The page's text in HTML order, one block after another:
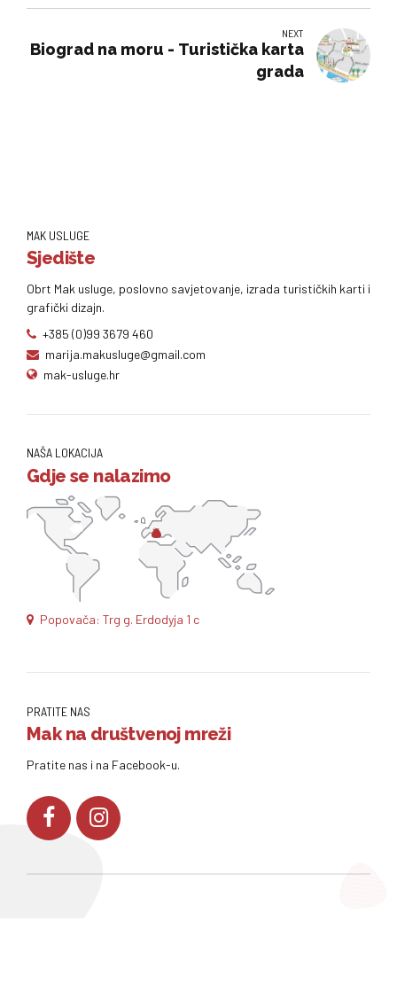
NEXT
Biograd na moru - Turistička karta
grada
MAK USLUGE
Sjedište
Obrt Mak usluge, poslovno savjetovanje, izrada turističkih karti i
grafički dizajn.
+385 (0)99 3679 460
marija.makusluge@gmail.com
mak-usluge.hr
NAŠA LOKACIJA
Gdje se nalazimo
Popovača: Trg g. Erdodyja 1 c
PRATITE NAS
Mak na društvenoj mreži
Pratite nas i na Facebook-u.